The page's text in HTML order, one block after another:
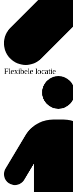
Flexibele locatie